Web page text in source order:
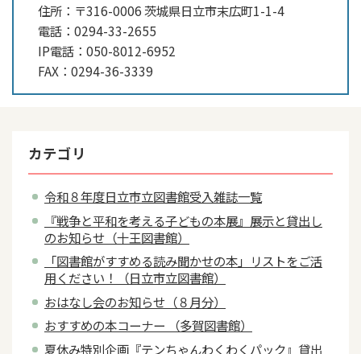
住所： 〒316-0006 茨城県日立市末広町1-1-4
電話： 0294-33-2655
IP電話： 050-8012-6952
FAX： 0294-36-3339
カテゴリ
令和８年度日立市立図書館受入雑誌一覧
『戦争と平和を考える子どもの本展』展示と貸出し
のお知らせ（十王図書館）
「図書館がすすめる読み聞かせの本」リストをご活
用ください！（日立市立図書館）
おはなし会のお知らせ（８月分）
おすすめの本コーナー （多賀図書館）
夏休み特別企画『テンちゃんわくわくパック』貸出